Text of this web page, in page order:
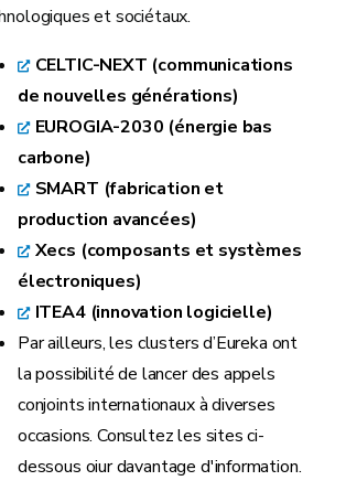
et sociétaux.
CELTIC-NEXT (communications
de nouvelles générations)
EUROGIA-2030 (énergie bas
carbone)
SMART (fabrication et
production avancées)
Xecs (composants et systèmes
électroniques)
ITEA4 (innovation logicielle)
Par ailleurs, les clusters d’Eureka ont
la possibilité de lancer des appels
conjoints internationaux à diverses
occasions. Consultez les sites ci-
dessous oiur davantage d'information.